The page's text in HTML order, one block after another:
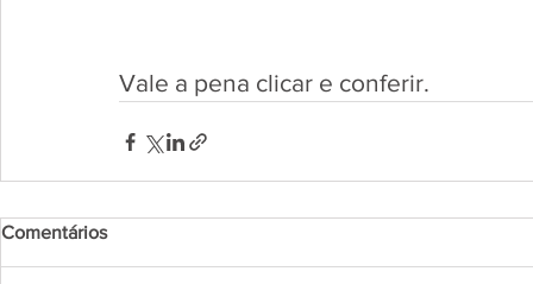
Vale a pena clicar e conferir.
Comentários